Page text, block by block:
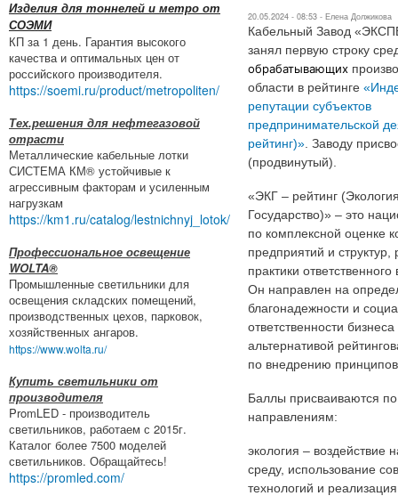
Изделия для тоннелей и метро от
СОЭМИ
КП за 1 день. Гарантия высокого
качества и оптимальных цен от
российского производителя.
https://soemi.ru/product/metropoliten/
Тех.решения для нефтегазовой
отрасти
Металлические кабельные лотки
СИСТЕМА КМ® устойчивые к
агрессивным факторам и усиленным
нагрузкам
https://km1.ru/catalog/lestnichnyj_lotok/
Профессиональное освещение
WOLTA®
Промышленные светильники для
освещения складских помещений,
производственных цехов, парковок,
хозяйственных ангаров.
https://www.wolta.ru/
Купить светильники от
производителя
PromLED - производитель
светильников, работаем с 2015г.
Каталог более 7500 моделей
светильников. Обращайтесь!
https://promled.com/
20.05.2024 - 08:53 - Елена Должикова
Кабельный Завод
занял первую строку
обрабатывающих
области в рейтинге
репутации субъектов
предпринимательской
рейтинг)». Заводу
(продвинутый).
«ЭКГ – рейтинг
Государство)» – это
по комплексной оценке
предприятий и
практики
Он направлен на
благонадежности и
ответственности
альтернативой
по внедрению
Баллы присваиваются
направлениям:
экология –
среду, использование
технологий и реализация